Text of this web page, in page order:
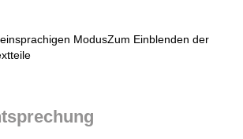
ModusZum Einblenden der